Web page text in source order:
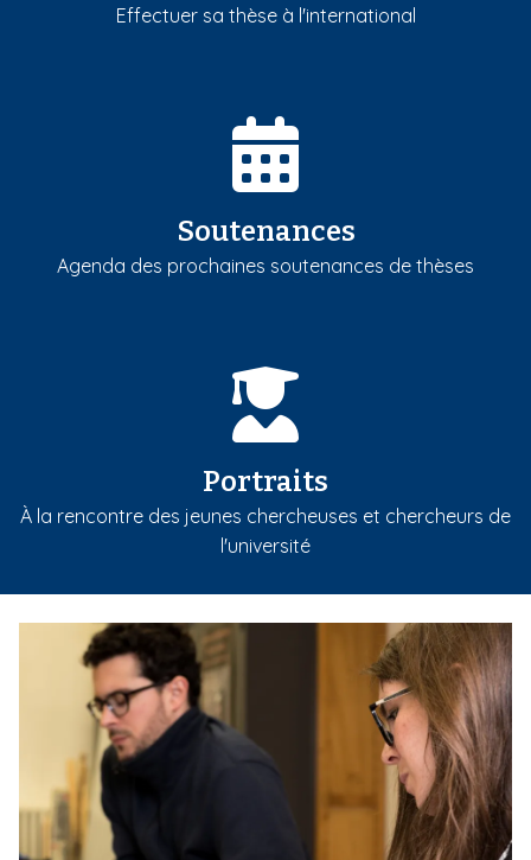
Effectuer sa thèse à l'international
Soutenances
Agenda des prochaines soutenances de thèses
Portraits
À la rencontre des jeunes chercheuses et chercheurs de
l'université